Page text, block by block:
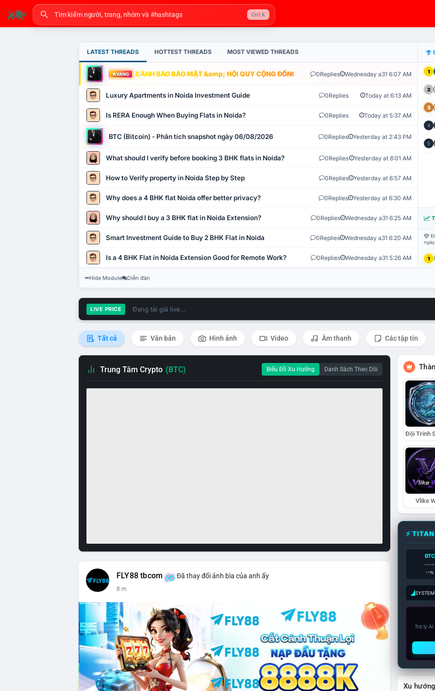
Ctrl K
LATEST THREADS HOTTEST THREADS MOST VIEWED THREADS
VÀNG CẢNH BÁO BẢO MẬT &amp; NỘI QUY CỘNG ĐỒNG VLIKE.VN: HỆ THỐNG GIÁM SÁT TỰ
0Replies Wednesday a31 6:07 AM
Luxury Apartments in Noida Investment Guide 0Replies Today at 6:13 AM
Is RERA Enough When Buying Flats in Noida? 0Replies Today at 5:37 AM
BTC (Bitcoin) - Phân tích snapshot ngày 06/08/2026 0Replies Yesterday at 2:43 PM
What should I verify before booking 3 BHK flats in Noida? 0Replies Yesterday at 8:01 AM
How to Verify property in Noida Step by Step 0Replies Yesterday at 6:57 AM
Why does a 4 BHK flat Noida offer better privacy? 0Replies Yesterday at 6:30 AM
Why should I buy a 3 BHK flat in Noida Extension? 0Replies Wednesday a31 6:25 AM
Smart Investment Guide to Buy 2 BHK Flat in Noida 0Replies Wednesday a31 6:20 AM
Is a 4 BHK Flat in Noida Extension Good for Remote Work? 0Replies Wednesday a31 5:26 AM
1
2
3
4
5
1
Hide Module Diễn đàn
LIVE PRICE Đang tải giá live...
Tất cả Văn bản Hình ảnh Video Âm thanh Các tập tin
Trung Tâm Crypto (BTC) Biểu Đồ Xu Hướng Danh Sách Theo Dõi
FLY88 tbcom Đã thay đổi ảnh bìa của anh ấy
9 m
Vlike
⚡
BTC
--%
Trợ lý
Xu